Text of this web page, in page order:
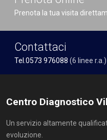
Prenota la tua visita
Contattaci
Tel.0573 976088 (6 linee r.a.)
Centro Diagnostico
Un servizio altamente
evoluzione.